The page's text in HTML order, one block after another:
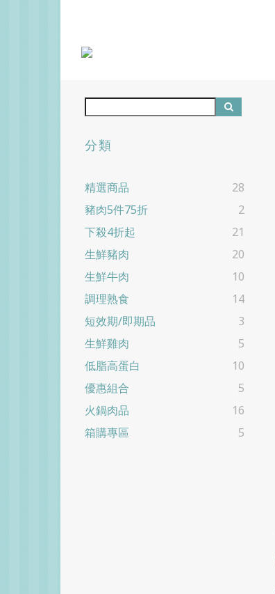
分類
精選商品
28
豬肉5件75折
2
下殺4折起
21
生鮮豬肉
20
生鮮牛肉
10
調理熟食
14
短效期/即期品
3
生鮮雞肉
5
低脂高蛋白
10
優惠組合
5
火鍋肉品
16
箱購專區
5